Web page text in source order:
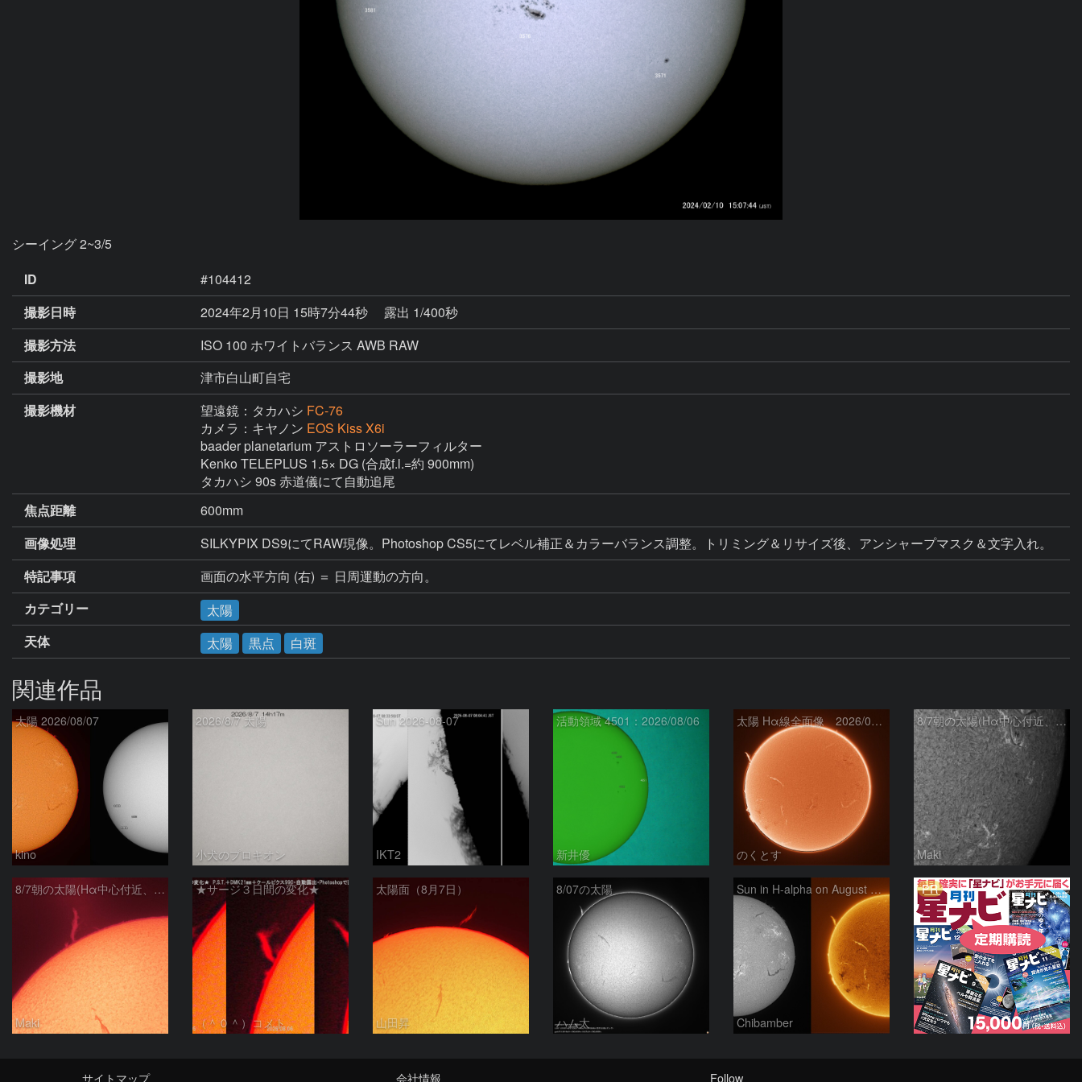
シーイング 2~3/5
ID
#104412
撮影日時
2024年2月10日 15時7分44秒
露出 1/400秒
撮影方法
ISO 100 ホワイトバランス AWB RAW
撮影地
津市白山町自宅
撮影機材
望遠鏡：タカハシ FC-76
カメラ：キヤノン EOS Kiss X6i
baader planetarium アストロソーラーフィルター
Kenko TELEPLUS 1.5× DG (合成f.l.=約 900mm)
タカハシ 90s 赤道儀にて自動追尾
焦点距離
600mm
画像処理
SILKYPIX DS9にてRAW現像。Photoshop CS5にてレベル補正＆カラーバランス調整。トリミング＆リサイズ後、アンシャープマスク＆文字入れ。
特記事項
カテゴリー
太陽
天体
太陽 黒点 白斑
関連作品
太陽 2026/08/07
kino
2026/8/7 太陽
小犬のプロキオン
Sun 2026-08-07
IKT2
活動領域 4501：2026/08/06
新井優
太陽 Hα線全面像 2026/08/07
のくとす
8/7朝の太陽(Hα中心付近、4498、4502付近)
Maki
8/7朝の太陽(Hα中心付近、プロミネンス)
Maki
★サージ３日間の変化★
（＾０＾）コメト
太陽面（8月7日）
山田昇
8/07の太陽
ハム太
Sun in H-alpha on August 7, 2026
Chibamber
PR
サイトマップ 会社情報 Follow